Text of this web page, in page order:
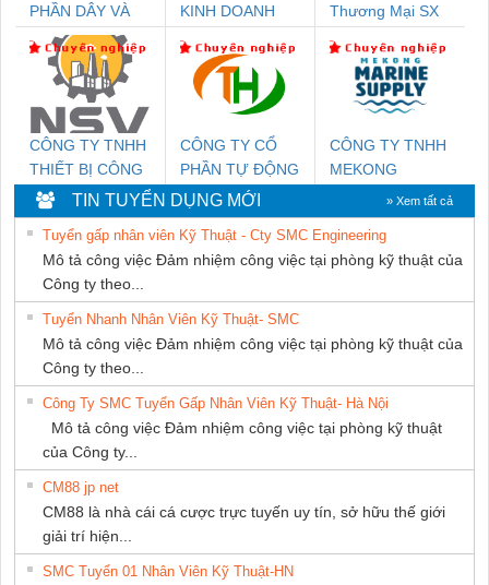
PHẦN DÂY VÀ
CÁP ĐIỆN
THƯỢNG ĐÌNH
KINH DOANH
PHƯƠNG NAM
Thương Mại SX
CÔNG TY TNHH
THIẾT BỊ CÔNG
NGHIỆP NIHON
SETSUBI VIỆT
NAM
CÔNG TY CỔ
PHẦN TỰ ĐỘNG
TIẾN HƯNG
CÔNG TY TNHH
MEKONG
SUPPLY
TIN TUYỂN DỤNG MỚI » Xem tất cả
Tuyển gấp nhân viên Kỹ Thuật - Cty SMC Engineering
Mô tả công việc Đảm nhiệm công việc tại phòng kỹ thuật của
Công ty theo...
Tuyển Nhanh Nhân Viên Kỹ Thuật- SMC
Mô tả công việc Đảm nhiệm công việc tại phòng kỹ thuật của
Công ty theo...
Công Ty SMC Tuyển Gấp Nhân Viên Kỹ Thuật- Hà Nội
Mô tả công việc Đảm nhiệm công việc tại phòng kỹ thuật
của Công ty...
CM88 jp net
CM88 là nhà cái cá cược trực tuyến uy tín, sở hữu thế giới
giải trí hiện...
SMC Tuyển 01 Nhân Viên Kỹ Thuật-HN